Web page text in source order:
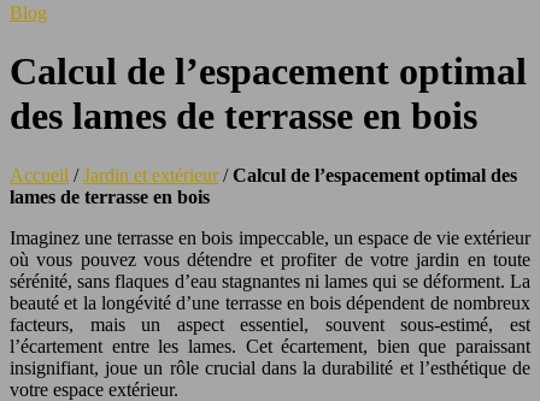
Blog
Calcul de l’espacement optimal
des lames de terrasse en bois
Accueil /Jardin et extérieur/Calcul de l’espacement optimal des
lames de terrasse en bois
Imaginez une terrasse en bois impeccable, un espace de vie extérieur
où vous pouvez vous détendre et profiter de votre jardin en toute
sérénité, sans flaques d’eau stagnantes ni lames qui se déforment. La
beauté et la longévité d’une terrasse en bois dépendent de nombreux
facteurs, mais un aspect essentiel, souvent sous-estimé, est
l’écartement entre les lames. Cet écartement, bien que paraissant
insignifiant, joue un rôle crucial dans la durabilité et l’esthétique de
votre espace extérieur.